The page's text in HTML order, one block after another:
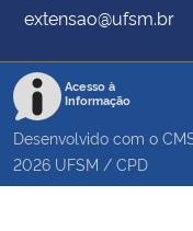
extensao@ufsm.br
Acesso à
Informação
Desenvolvido com o
2026 UFSM / CPD